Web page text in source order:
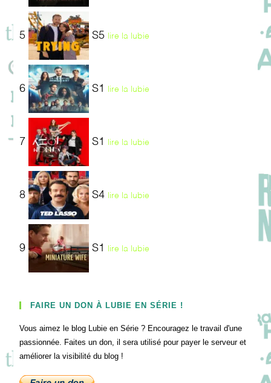
5 S5 lire la lubie
6 S1 lire la lubie
7 S1 lire la lubie
8 S4 lire la lubie
9 S1 lire la lubie
FAIRE UN DON À LUBIE EN SÉRIE !
Vous aimez le blog Lubie en Série ? Encouragez le travail d'une
passionnée. Faites un don, il sera utilisé pour payer le serveur et
améliorer la visibilité du blog !